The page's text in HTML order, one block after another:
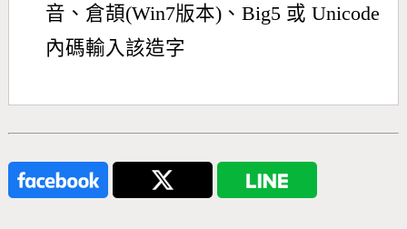
音、倉頡(Win7版本)、Big5 或 Unicode
內碼輸入該造字